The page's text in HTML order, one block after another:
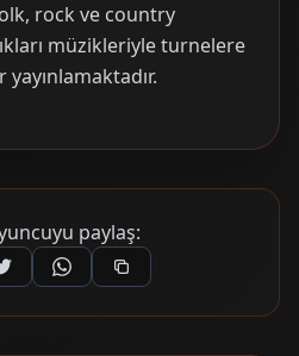
rock ve country
müzikleriyle turnelere
paylaş: